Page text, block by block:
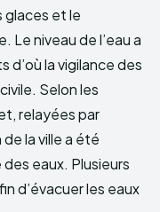
glaces et le
Le niveau de l’eau a
la vigilance des
Selon les
relayées par
de la ville a été
eaux. Plusieurs
d’évacuer les eaux